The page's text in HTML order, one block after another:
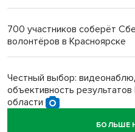
700 участников соберёт
волонтёров в Красноярске
Честный выбор:
объективность
области
БОЛЬШЕ